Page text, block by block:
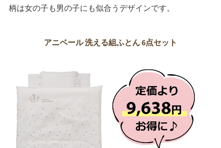
柄は女の子も男の子にも似合うデザインです。
アニベール 洗える組ふとん 6点セット